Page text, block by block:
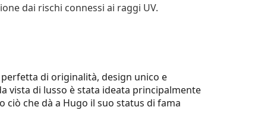
dai rischi connessi ai raggi UV.
di originalità, design unico e
vista di lusso è stata ideata principalmente
che dà a Hugo il suo status di fama